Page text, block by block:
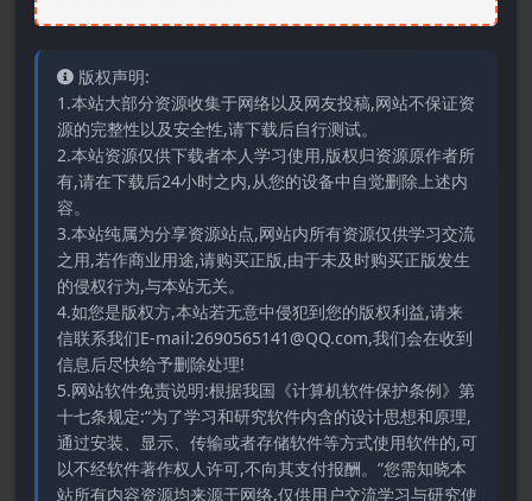
版权声明:
1.本站大部分资源收集于网络以及网友投稿,网站不保证资
源的完整性以及安全性,请下载后自行测试。
2.本站资源仅供下载者本人学习使用,版权归资源原作者所
有,请在下载后24小时之内,从您的设备中自觉删除上述内
容。
3.本站纯属为分享资源站点,网站内所有资源仅供学习交流
之用,若作商业用途,请购买正版,由于未及时购买正版发生
的侵权行为,与本站无关。
4.如您是版权方,本站若无意中侵犯到您的版权利益,请来
信联系我们E-mail:2690565141@QQ.com,我们会在收到
信息后尽快给予删除处理!
5.网站软件免责说明:根据我国《计算机软件保护条例》第
十七条规定:“为了学习和研究软件内含的设计思想和原理,
通过安装、显示、传输或者存储软件等方式使用软件的,可
以不经软件著作权人许可,不向其支付报酬。”您需知晓本
站所有内容资源均来源于网络,仅供用户交流学习与研究使